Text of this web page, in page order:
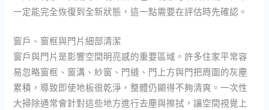
一定能完全恢復到全新狀態，這一點需要在評估時先確認。
窗戶、窗框與門片細部清潔
窗戶與門片是影響空間明亮感的重要區域。許多住家平常容
易忽略窗框、窗溝、紗窗、門縫、門上方與門把周圍的灰塵
累積，導致即使地板很乾淨，整體仍顯得不夠清爽。一次性
大掃除通常會針對這些地方進行去塵與擦拭，讓空間視覺上